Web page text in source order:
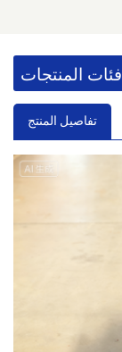
فئات المنتجات
تفاصيل المنتج